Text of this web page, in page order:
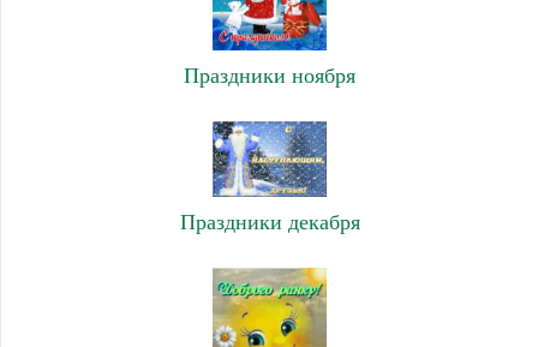
Праздники ноября
Праздники декабря